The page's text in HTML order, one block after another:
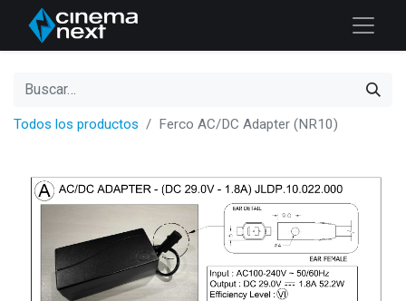
Todos los productos Ferco AC/DC Adapter (NR10)